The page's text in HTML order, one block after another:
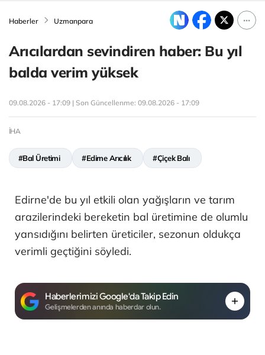
Haberler Uzmanpara
Arıcılardan sevindiren haber: Bu yıl
balda verim yüksek
09.08.2026 - 17:09 | Son Güncellenme: 09.08.2026 - 17:09
İHA
#Bal Üretimi #Edirne Arıcılık #Çiçek Balı
Edirne'de bu yıl etkili olan yağışların ve tarım
arazilerindeki bereketin bal üretimine de olumlu
yansıdığını belirten üreticiler, sezonun oldukça
verimli geçtiğini söyledi.
Haberlerimizi Google'da Takip Edin
Gelişmelerden anında haberdar olun.